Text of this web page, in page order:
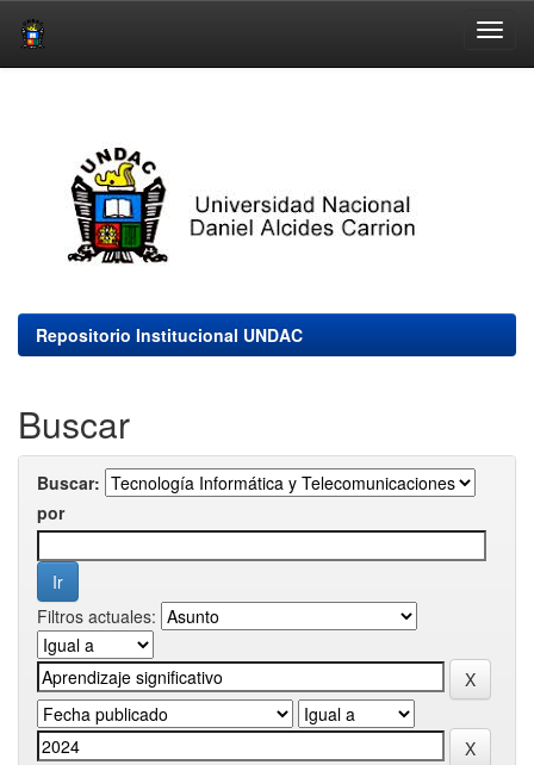
Repositorio Institucional UNDAC
Buscar
Buscar:
por
Filtros actuales: